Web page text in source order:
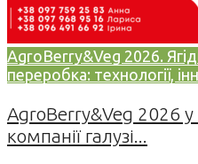
AgroBerry&Veg 2026.
переробка: технології,
AgroBerry&Veg 2026 у
компанії галузі...